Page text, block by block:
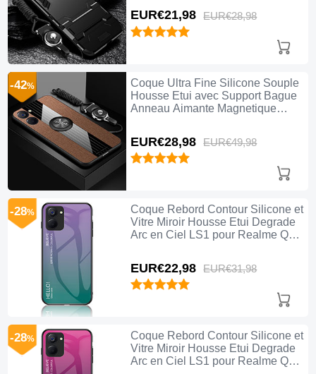
EUR€21,98 EUR€28,98
Coque Ultra Fine Silicone Souple
Housse Etui avec Support Bague
Anneau Aimante Magnetique
EUR€28,98 EUR€49,98
-42%
Coque Rebord Contour Silicone et
Vitre Miroir Housse Etui Degrade
Arc en Ciel LS1 pour Realme Q5x
EUR€22,98 EUR€31,98
-28%
Coque Rebord Contour Silicone et
Vitre Miroir Housse Etui Degrade
Arc en Ciel LS1 pour Realme Q5x
-28%